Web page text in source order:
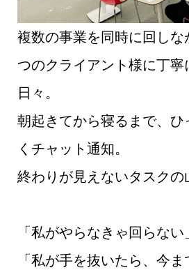
複数の事業を同時に回しな
つのクライアント様に丁寧
日々。
朝起きてから寝るまで、
くチャット通知。
終わりが見えないタスクの
「私がやらなきゃ回らない」
「私が手を抜いたら、今